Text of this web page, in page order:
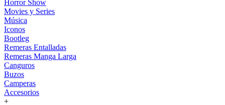
Horror Show
Movies y Series
Música
Iconos
Bootleg
Remeras Entalladas
Remeras Manga Larga
Canguros
Buzos
Camperas
Accesorios
+